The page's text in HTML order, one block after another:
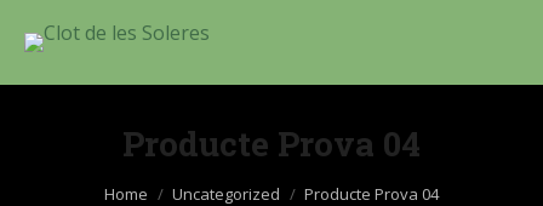
Producte Prova 04
You are here:
Home Uncategorized Producte Prova 04